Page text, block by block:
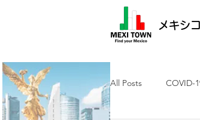
メキシ
All Posts COVID-